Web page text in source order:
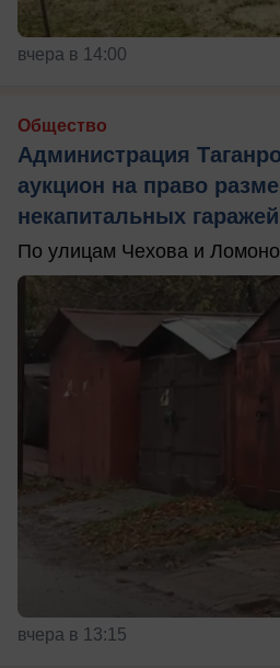
вчера в 14:00
Общество
Администрация
аукцион на право
некапитальных гаражей
По улицам Чехова и
вчера в 13:15